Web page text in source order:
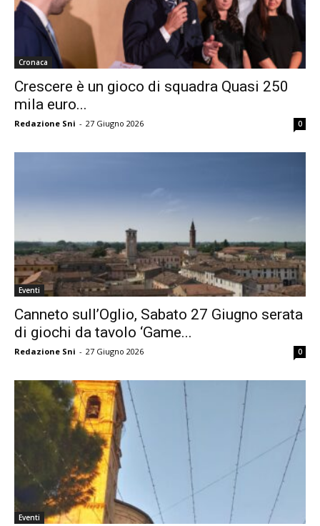
Cronaca
Crescere è un gioco di squadra Quasi 250
mila euro...
Redazione Sni - 27 Giugno 2026 0
Eventi
Canneto sull’Oglio, Sabato 27 Giugno serata
di giochi da tavolo ‘Game...
Redazione Sni - 27 Giugno 2026 0
Eventi